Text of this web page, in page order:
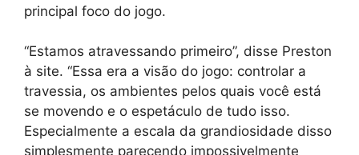
principal foco do jogo.
“Estamos atravessando primeiro”, disse Preston
à site. “Essa era a visão do jogo: controlar a
travessia, os ambientes pelos quais você está
se movendo e o espetáculo de tudo isso.
Especialmente a escala da grandiosidade disso
simplesmente parecendo impossivelmente